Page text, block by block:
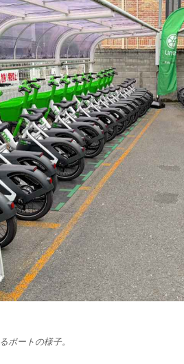
HOME
EV
電動バイク
電動キックボード
ライフスタイル
テクノロジー
ポートの様子。